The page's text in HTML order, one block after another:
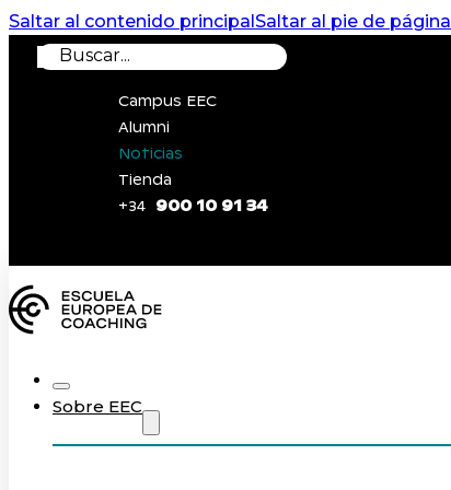
Saltar al contenido principalSaltar al pie de página
Buscar
Campus EEC
Alumni
Noticias
Tienda
+34
900 10 91 34
Sobre EEC